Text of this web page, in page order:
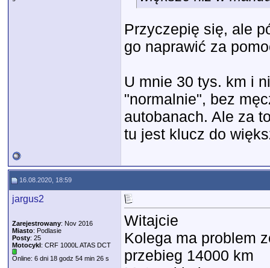
Przyczepię się, ale
go naprawić za
U mnie 30 tys. km i
"normalnie", bez
autobanach. Ale za
tu jest klucz do
16.08.2020, 18:59
jargus2
Zarejestrowany: Nov 2016
Miasto: Podlasie
Posty: 25
Motocykl: CRF 1000L ATAS DCT
Online: 6 dni 18 godz 54 min 26 s
Witajcie
Kolega ma problem
przebieg 14000 km